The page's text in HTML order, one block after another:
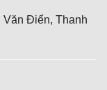
Văn Điển, Thanh